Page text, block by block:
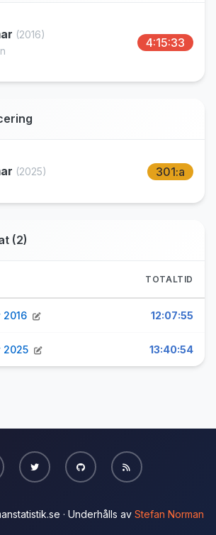
(2016)
4:15:33
(2025) 301:a
(2)
TOTALTID
2016 12:07:55
2025 13:40:54
· Underhålls av Stefan Norman